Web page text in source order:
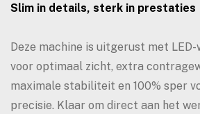
Slim in details, sterk in prestaties
Deze machine is uitgerust met
voor optimaal zicht, extra
maximale stabiliteit en 100% sper
precisie. Klaar om direct aan het